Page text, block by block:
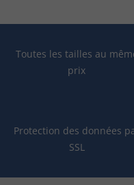
Toutes les tailles au
prix
Protection des données
SSL